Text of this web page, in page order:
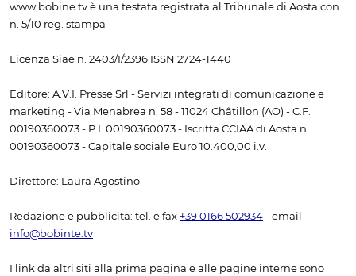
www.bobine.tv è una testata registrata al Tribunale di Aosta con
n. 5/10 reg. stampa
Licenza Siae n. 2403/I/2396 ISSN 2724-1440
Editore: A.V.I. Presse Srl - Servizi integrati di comunicazione e
marketing - Via Menabrea n. 58 - 11024 Châtillon (AO) - C.F.
00190360073 - P.I. 00190360073 - Iscritta CCIAA di Aosta n.
00190360073 - Capitale sociale Euro 10.400,00 i.v.
Direttore: Laura Agostino
Redazione e pubblicità: tel. e fax +39 0166 502934 - email
info@bobinte.tv
I link da altri siti alla prima pagina e alle pagine interne sono